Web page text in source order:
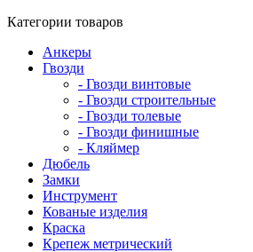
Категории товаров
Анкеры
Гвозди
- Гвозди винтовые
- Гвозди строительные
- Гвозди толевые
- Гвозди финишные
- Кляймер
Дюбель
Замки
Инструмент
Кованые изделия
Краска
Крепеж метрический